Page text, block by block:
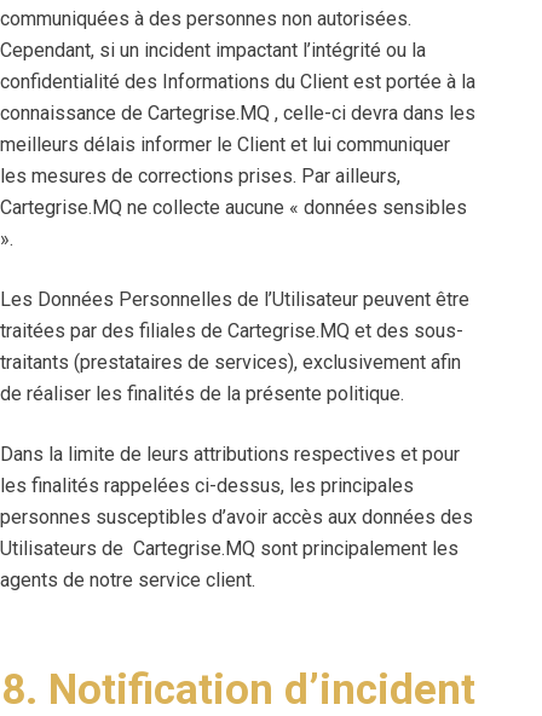
communiquées à des personnes non autorisées.
Cependant, si un incident impactant l’intégrité ou la
confidentialité des Informations du Client est portée à la
connaissance de Cartegrise.MQ , celle-ci devra dans les
meilleurs délais informer le Client et lui communiquer
les mesures de corrections prises. Par ailleurs,
Cartegrise.MQ ne collecte aucune « données sensibles
».
Les Données Personnelles de l’Utilisateur peuvent être
traitées par des filiales de Cartegrise.MQ et des sous-
traitants (prestataires de services), exclusivement afin
de réaliser les finalités de la présente politique.
Dans la limite de leurs attributions respectives et pour
les finalités rappelées ci-dessus, les principales
personnes susceptibles d’avoir accès aux données des
Utilisateurs de Cartegrise.MQ sont principalement les
agents de notre service client.
8. Notification d’incident